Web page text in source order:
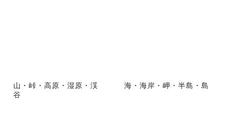
山・峠・高原・湿原・渓
谷
海・海岸・岬・半島・島